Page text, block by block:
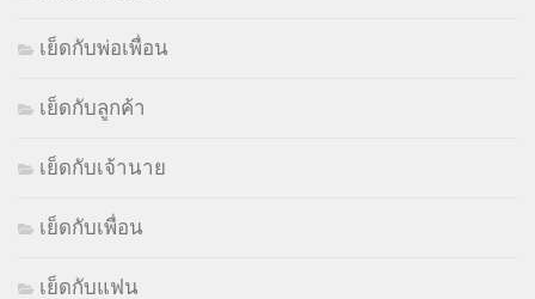
เย็ดกับพ่อเพื่อน
เย็ดกับลูกค้า
เย็ดกับเจ้านาย
เย็ดกับเพื่อน
เย็ดกับแฟน